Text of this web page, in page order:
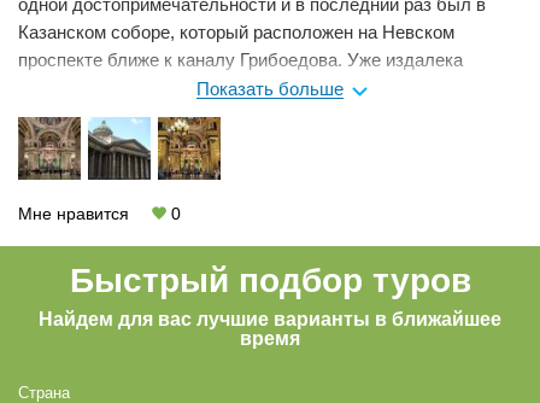
одной достопримечательности и в последний раз был в
Казанском соборе, который расположен на Невском
проспекте ближе к каналу Грибоедова. Уже издалека
строение привлекает своей грандиозностью и
масштабностью. Внутри тоже хорошо: чисто и много колон.
Вообще, Казанский собор не похож на типичный
православный храм, так как был построен в стиле ампир,
кофейня – Зингер. Зайдите и выпейте кофе, обязательно
Показать больше
Мне нравится 0
Быстрый подбор туров
Найдем для вас лучшие варианты в ближайшее
время
Страна